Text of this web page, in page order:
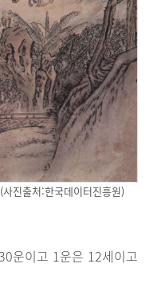
진출처:한국데이터진흥원)
운이고 1운은 12세이고